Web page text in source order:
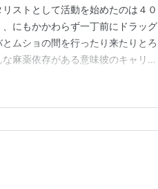
ストとして活動を始めたのは４０
にもかかわらず一丁前にドラッグ
ムショの間を行ったり来たりとろ
麻薬依存がある意味彼のキャリア
ニカの”シナノン”と言う麻薬更生
フィッ…